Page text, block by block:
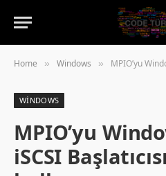
Home » Windows » MPIO’yu
WINDOWS
MPIO’yu
iSCSI